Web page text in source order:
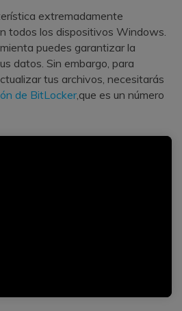
extremadamente
todos los dispositivos Windows.
puedes garantizar la
datos. Sin embargo, para
tus archivos, necesitarás
de BitLocker,que es un número